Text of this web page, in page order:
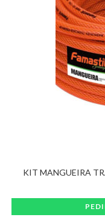
KIT MANGUEIRA